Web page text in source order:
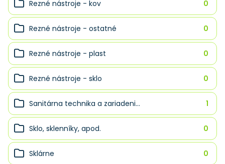
Rezné nástroje - kov 0
Rezné nástroje - ostatné 0
Rezné nástroje - plast 0
Rezné nástroje - sklo 0
Sanitárna technika a zariadeni... 1
Sklo, sklenníky, apod. 0
Sklárne 0